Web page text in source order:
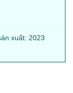
xuất: 2023